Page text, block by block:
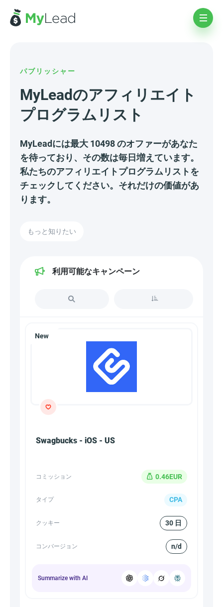
パブリッシャー
MyLeadのアフィリエイト
プログラムリスト
MyLeadには最大 10498 のオファーがあなた
を待っており、その数は毎日増えています。
私たちのアフィリエイトプログラムリストを
チェックしてください。それだけの価値があ
ります。
もっと知りたい
利用可能なキャンペーン
Swagbucks - iOS - US
コミッション 0.46EUR
タイプ CPA
クッキー 30 日
コンバージョン n/d
Summarize with AI